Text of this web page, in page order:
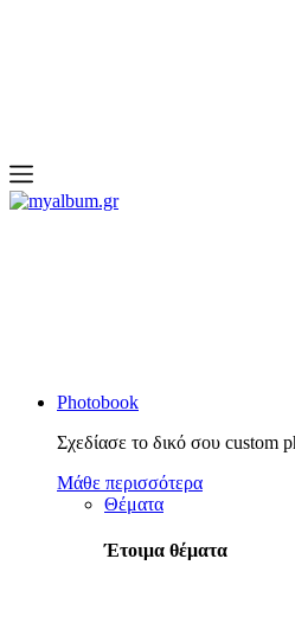
open
Photobook
Σχεδίασε το δικό σου custom
Μάθε περισσότερα
Θέματα
Έτοιμα θέματα